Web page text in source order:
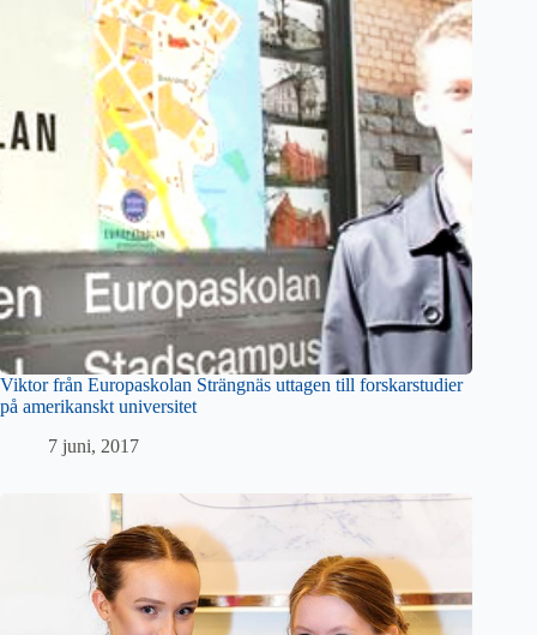
Viktor från Europaskolan Strängnäs uttagen till forskarstudier
på amerikanskt universitet
7 juni, 2017